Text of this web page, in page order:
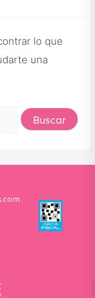
lo que
una